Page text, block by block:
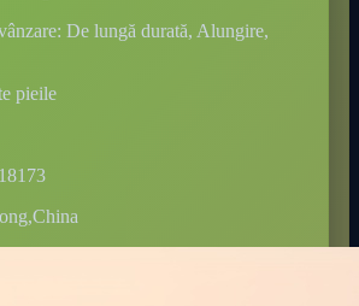
De lungă durată, Alungire,
pieile